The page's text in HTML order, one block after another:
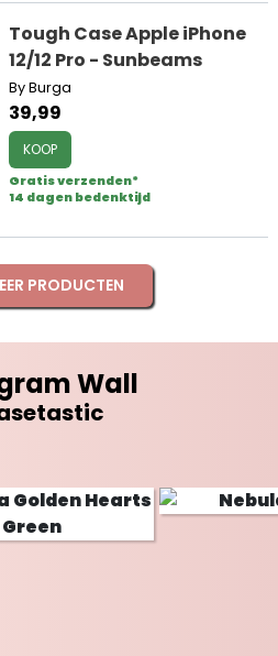
Tough Case Apple iPhone
12/12 Pro - Sunbeams
By Burga
39,99
KOOP
Gratis verzenden*
14 dagen bedenktijd
PRODUCTEN
Wall